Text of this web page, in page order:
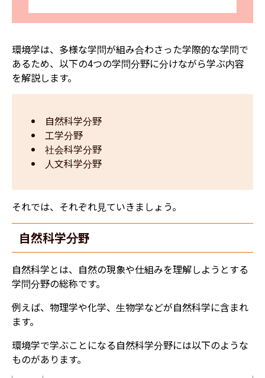
環境学は、多様な学問が組み合わさった学際的な学問で
あるため、以下の4つの学問分野に分けながら学ぶ内容
を解説します。
自然科学分野
工学分野
社会科学分野
人文科学分野
それでは、それぞれ見ていきましょう。
自然科学分野
自然科学とは、自然の現象や仕組みを理解しようとする
学問分野の総称です。
例えば、物理学や化学、生物学などが自然科学に含まれ
ます。
環境学で学ぶことになる自然科学分野には以下のような
ものがあります。